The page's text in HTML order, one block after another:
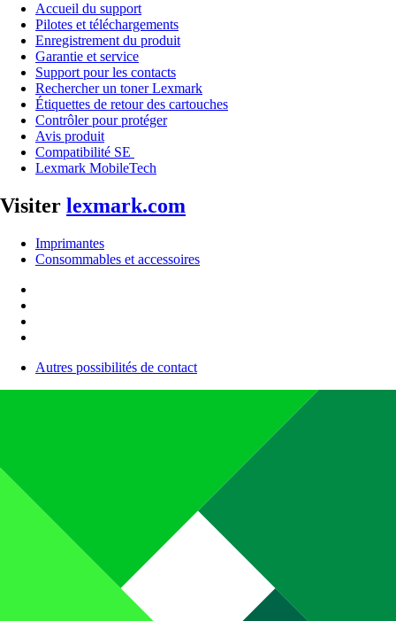
Accueil du support
Pilotes et téléchargements
Enregistrement du produit
Garantie et service
Support pour les contacts
Rechercher un toner Lexmark
Étiquettes de retour des cartouches
Contrôler pour protéger
Avis produit
Compatibilité SE
Lexmark MobileTech
Visiter lexmark.com
Imprimantes
Consommables et accessoires
Autres possibilités de contact